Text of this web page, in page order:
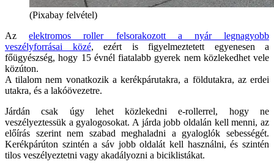
(Pixabay felvétel)
Azelektromos roller felsorakozott a nyár legnagyobb
veszélyforrásai közé, ezért is figyelmeztetett egyenesen a
főügyészség, hogy 15 évnél fiatalabb gyerek nem közlekedhet vele
közúton.
A tilalom nem vonatkozik a kerékpárutakra, a földutakra, az erdei
utakra, és a lakóövezetre.
Járdán csak úgy lehet közlekedni e-rollerrel, hogy ne
veszélyeztessük a gyalogosokat. A járda jobb oldalán kell menni, az
előírás szerint nem szabad meghaladni a gyaloglók sebességét.
Kerékpárúton szintén a sáv jobb oldalát kell használni, és szintén
tilos veszélyeztetni vagy akadályozni a biciklistákat.